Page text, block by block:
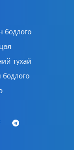
бодлого
тухай
бодлого